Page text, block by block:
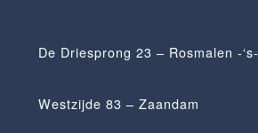
De Driesprong 23 – Rosmalen -
Westzijde 83 – Zaandam